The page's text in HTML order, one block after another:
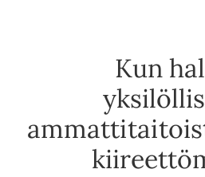
Kun